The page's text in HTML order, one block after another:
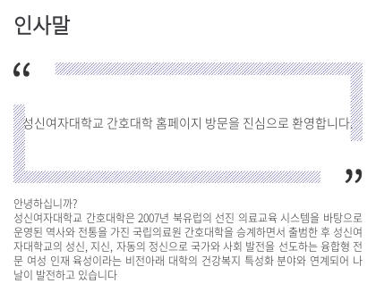
인사말
성신여자대학교 간호대학 홈페이지 방문을 진심으로 환영합니다.
안녕하십니까?
성신여자대학교 간호대학은 2007년 북유럽의 선진 의료교육 시스템을 바탕으로
운영된 역사와 전통을 가진 국립의료원 간호대학을 승계하면서 출범한 후 성신여
자대학교의 성신, 지신, 자동의 정신으로 국가와 사회 발전을 선도하는 융합형 전
문 여성 인재 육성이라는 비전아래 대학의 건강복지 특성화 분야와 연계되어 나
날이 발전하고 있습니다